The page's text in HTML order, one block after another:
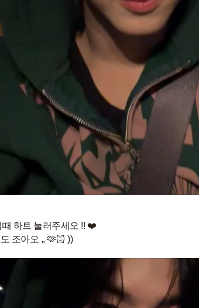
때 하트 눌러주세오 !! ❤️
(( 댓글도 조아오 ,, 🫶🏻 ))